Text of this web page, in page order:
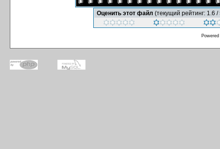
Оценить этот файл (текущий рейтинг: 1.6 /